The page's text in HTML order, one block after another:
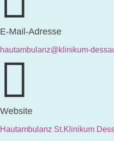
E-Mail-Adresse
hautambulanz@klinikum-

Website
Hautambulanz St.Klinikum